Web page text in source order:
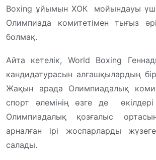
Boxing ұйымын ХОК мойындауы
Олимпиада комитетімен тығыз
болмақ.
Айта кетелік, World Boxing
кандидатурасын алғашқылардың
Жақын арада Олимпиадалық
спорт әлемінің өзге де
Олимпиадалық қозғалыс
арналған ірі жоспарларды
салады.